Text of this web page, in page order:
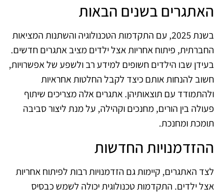
האתגרים בשנים הבאות
בשנת 2025, עם התקדמות הטכנולוגיה והשתנות המציאות
החברתית, פיתוח אחריות אצל ילדים מציב אתגרים חדשים.
בעידן שבו הילדים חשופים למידע רב ולשפע של אפשרויות,
חשוב להנחות אותם כיצד לקבל החלטות אחראיות
ולהתמודד עם תוצאותיהן. אתגרים אלה מצריכים שיתוף
פעולה בין הורים, מחנכים וקהילה, על מנת ליצור סביבה
תומכת ומחנכת.
ההזדמנויות החדשות
לצד האתגרים, קיימות גם הזדמנויות רבות לפיתוח אחריות
אצל ילדים. התקדמות טכנולוגית יכולה לשמש כבסיס